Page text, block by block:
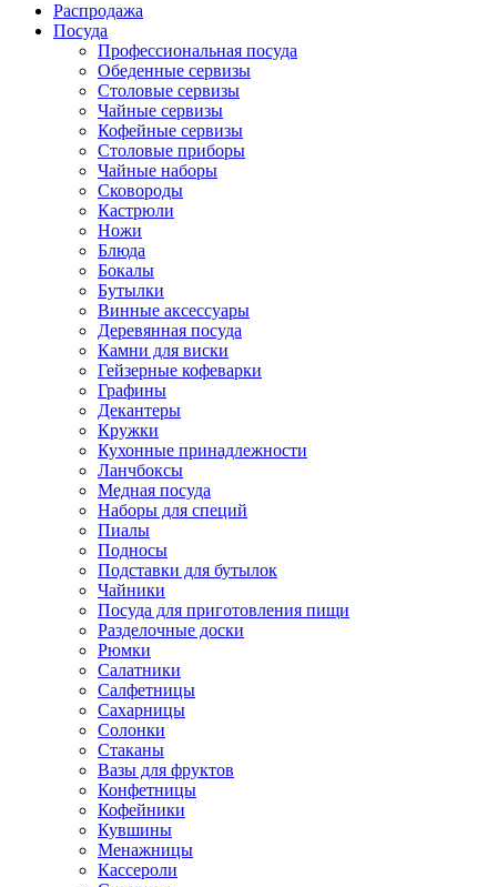
Распродажа
Посуда
Профессиональная посуда
Обеденные сервизы
Столовые сервизы
Чайные сервизы
Кофейные сервизы
Столовые приборы
Чайные наборы
Сковороды
Кастрюли
Ножи
Блюда
Бокалы
Бутылки
Винные аксессуары
Деревянная посуда
Камни для виски
Гейзерные кофеварки
Графины
Декантеры
Кружки
Кухонные принадлежности
Ланчбоксы
Медная посуда
Наборы для специй
Пиалы
Подносы
Подставки для бутылок
Чайники
Посуда для приготовления пищи
Разделочные доски
Рюмки
Салатники
Салфетницы
Сахарницы
Солонки
Стаканы
Вазы для фруктов
Конфетницы
Кофейники
Кувшины
Менажницы
Кассероли